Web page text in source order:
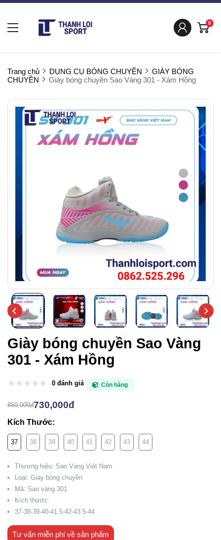
0
Trang chủ DỤNG CỤ BÓNG CHUYỀN
GIÀY BÓNG
CHUYỀN
Giày bóng chuyền Sao Vàng 301 - Xám Hồng
Giày bóng chuyền Sao Vàng
301 - Xám Hồng
0 đánh giá Còn hàng
850,000đ730,000đ
Kích Thước:
37 38 39 40 41 42 43 44
Thương hiệu: Sao Vàng Việt Nam
Loại: Giày bóng chuyền
Mã: Sao vàng 301
Kích thước:
37-38-39-40-41.5-42-43.5-44
Tư vấn miễn phí về sản phẩm